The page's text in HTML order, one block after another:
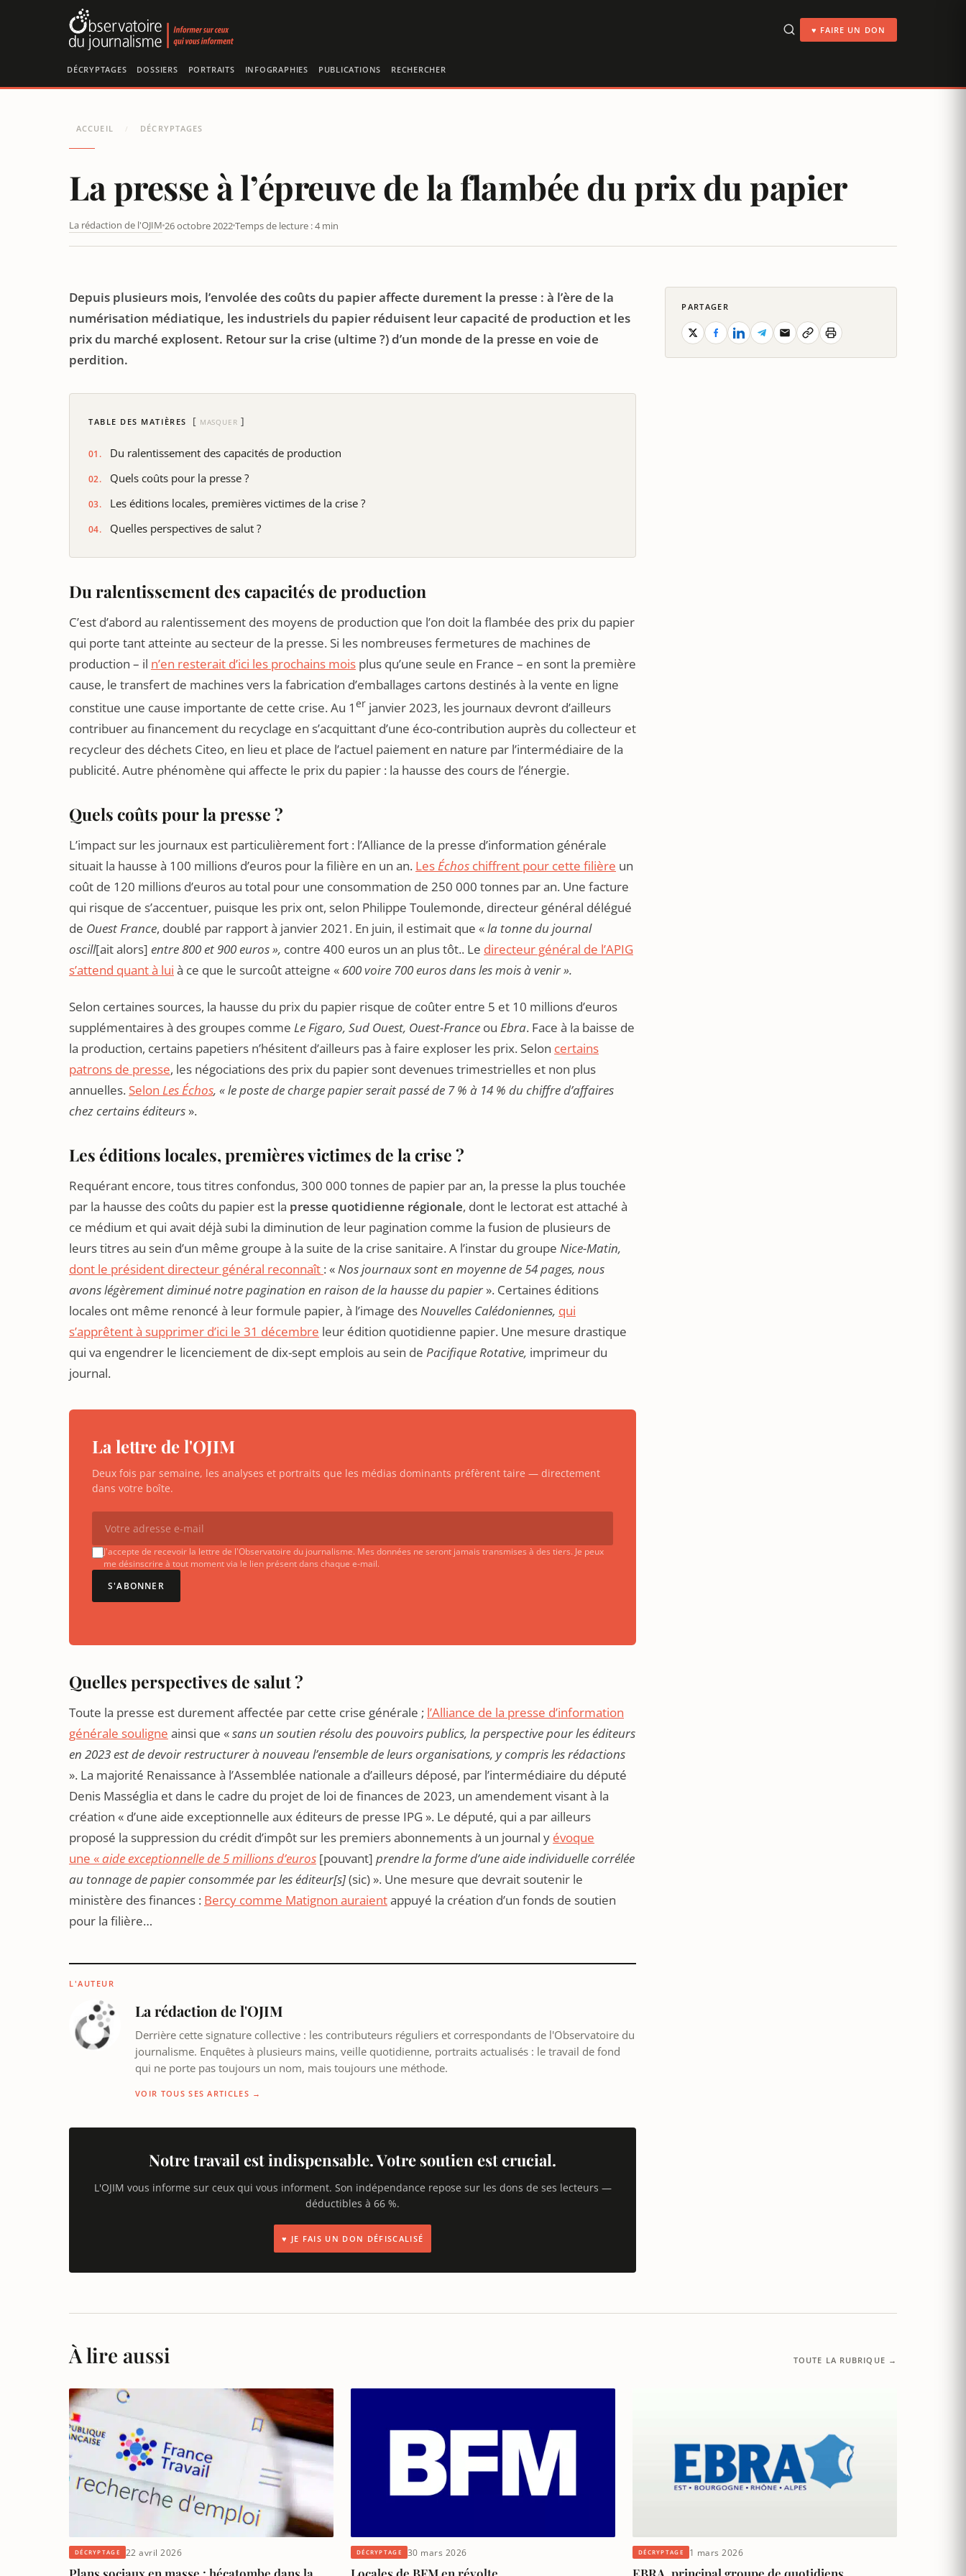
♥ FAIRE UN DON
DÉCRYPTAGES DOSSIERS PORTRAITS INFOGRAPHIES PUBLICATIONS RECHERCHER
ACCUEIL / DÉCRYPTAGES
La presse à l’épreuve de la flambée du prix du papier
La rédaction de l'OJIM 26 octobre 2022Temps de lecture : 4 min
LA PRESSE À L’ÉPREUVE DE LA FLAMBÉE DU PRIX DU PAPIER
Depuis plusieurs mois, l’envolée des coûts du papier affecte durement la presse : à l’ère de la
numérisation médiatique, les industriels du papier réduisent leur capacité de production et les
prix du marché explosent. Retour sur la crise (ultime ?) d’un monde de la presse en voie de
perdition.
TABLE DES MATIÈRES MASQUER
Du ralentissement des capacités de production
Quels coûts pour la presse ?
Les éditions locales, premières victimes de la crise ?
Quelles perspectives de salut ?
Du ralentissement des capacités de production
C’est d’abord au ralentissement des moyens de production que l’on doit la flambée des prix du papier
qui porte tant atteinte au secteur de la presse. Si les nombreuses fermetures de machines de
production – il n’en resterait d’ici les prochains mois plus qu’une seule en France – en sont la première
cause, le transfert de machines vers la fabrication d’emballages cartons destinés à la vente en ligne
constitue une cause importante de cette crise. Au 1 er janvier 2023, les journaux devront d’ailleurs
contribuer au financement du recyclage en s’acquittant d’une éco-contribution auprès du collecteur et
recycleur des déchets Citeo, en lieu et place de l’actuel paiement en nature par l’intermédiaire de la
publicité. Autre phénomène qui affecte le prix du papier : la hausse des cours de l’énergie.
Quels coûts pour la presse ?
L’impact sur les journaux est particulièrement fort : l’Alliance de la presse d’information générale
situait la hausse à 100 millions d’euros pour la filière en un an. LesÉchos chiffrent pour cette filière un
coût de 120 millions d’euros au total pour une consommation de 250 000 tonnes par an. Une facture
qui risque de s’accentuer, puisque les prix ont, selon Philippe Toulemonde, directeur général délégué
de Ouest France, doublé par rapport à janvier 2021. En juin, il estimait que «la tonne du journal
oscill[ait alors] entre 800 et 900 euros », contre 400 euros un an plus tôt.. Le directeur général de l’APIG
s’attend quant à lui à ce que le surcoût atteigne « 600 voire 700 euros dans les mois à venir ».
Selon certaines sources, la hausse du prix du papier risque de coûter entre 5 et 10 millions d’euros
supplémentaires à des groupes comme Le Figaro, Sud Ouest, Ouest-France ou Ebra. Face à la baisse de
la production, certains papetiers n’hésitent d’ailleurs pas à faire exploser les prix. Selon certains
patrons de presse, les négociations des prix du papier sont devenues trimestrielles et non plus
annuelles. Selon Les Échos, « le poste de charge papier serait passé de 7 % à 14 % du chiffre d’affaires
chez certains éditeurs ».
Les éditions locales, premières victimes de la crise ?
Requérant encore, tous titres confondus, 300 000 tonnes de papier par an, la presse la plus touchée
par la hausse des coûts du papier est la presse quotidienne régionale, dont le lectorat est attaché à
ce médium et qui avait déjà subi la diminution de leur pagination comme la fusion de plusieurs de
leurs titres au sein d’un même groupe à la suite de la crise sanitaire. A l’instar du groupe Nice-Matin,
dont le président directeur général reconnaît : «Nos journaux sont en moyenne de 54 pages, nous
avons légèrement diminué notre pagination en raison de la hausse du papier ». Certaines éditions
locales ont même renoncé à leur formule papier, à l’image desNouvelles Calédoniennes, qui
s’apprêtent à supprimer d’ici le 31 décembre leur édition quotidienne papier. Une mesure drastique
qui va engendrer le licenciement de dix-sept emplois au sein de Pacifique Rotative, imprimeur du
journal.
La lettre de l'OJIM
Deux fois par semaine, les analyses et portraits que les médias dominants préfèrent taire — directement
dans votre boîte.
J'accepte de recevoir la lettre de l'Observatoire du journalisme. Mes données ne seront jamais transmises à des tiers. Je peux
me désinscrire à tout moment via le lien présent dans chaque e-mail.
S'ABONNER
Quelles perspectives de salut ?
Toute la presse est durement affectée par cette crise générale ; l’Alliance de la presse d’information
générale souligne ainsi que «sans un soutien résolu des pouvoirs publics, la perspective pour les éditeurs
en 2023 est de devoir restructurer à nouveau l’ensemble de leurs organisations, y compris les rédactions
». La majorité Renaissance à l’Assemblée nationale a d’ailleurs déposé, par l’intermédiaire du député
Denis Masséglia et dans le cadre du projet de loi de finances de 2023, un amendement visant à la
création « d’une aide exceptionnelle aux éditeurs de presse IPG ». Le député, qui a par ailleurs
proposé la suppression du crédit d’impôt sur les premiers abonnements à un journal y évoque
une «aide exceptionnelle de 5 millions d’euros [pouvant] prendre la forme d’une aide individuelle corrélée
au tonnage de papier consommée par les éditeur[s](sic) ». Une mesure que devrait soutenir le
ministère des finances : Bercy comme Matignon auraientappuyé la création d’un fonds de soutien
pour la filière…
L'AUTEUR
La rédaction de l'OJIM
Derrière cette signature collective : les contributeurs réguliers et correspondants de l'Observatoire du
journalisme. Enquêtes à plusieurs mains, veille quotidienne, portraits actualisés : le travail de fond
qui ne porte pas toujours un nom, mais toujours une méthode.
VOIR TOUS SES ARTICLES →
Notre travail est indispensable. Votre soutien est crucial.
L'OJIM vous informe sur ceux qui vous informent. Son indépendance repose sur les dons de ses lecteurs —
déductibles à 66 %.
♥ JE FAIS UN DON DÉFISCALISÉ
PARTAGER
À lire aussi TOUTE LA RUBRIQUE →
DÉCRYPTAGE 22 avril 2026 DÉCRYPTAGE 30 mars 2026 DÉCRYPTAGE 1 mars 2026
Panneau de gestion des cookies